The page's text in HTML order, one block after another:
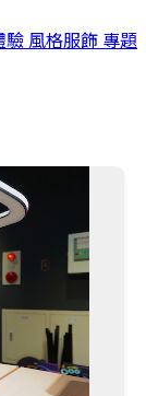
驗 風格服飾 專題